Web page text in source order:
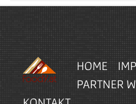
HOME
PARTNER